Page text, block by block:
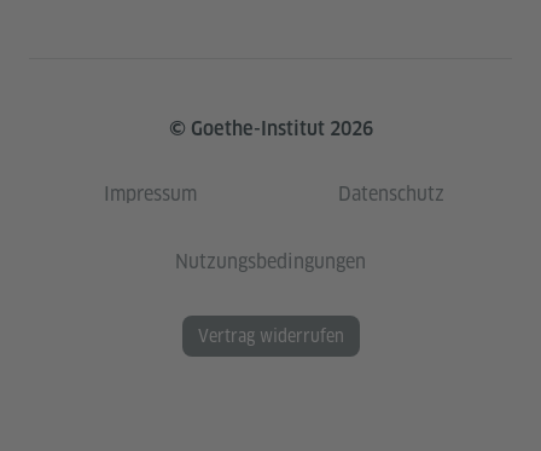
© Goethe-Institut 2026
Impressum Datenschutz
Nutzungsbedingungen
Vertrag widerrufen